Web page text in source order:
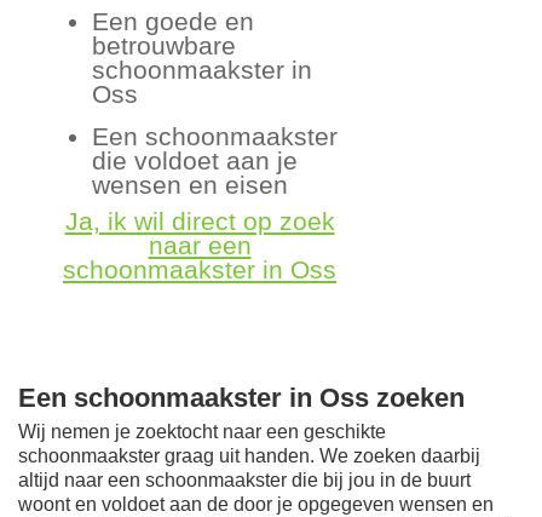
Een goede en
betrouwbare
schoonmaakster in
Oss
Een schoonmaakster
die voldoet aan je
wensen en eisen
Ja, ik wil direct op zoek
naar een
schoonmaakster in Oss
Een schoonmaakster in Oss zoeken
Wij nemen je zoektocht naar een geschikte
schoonmaakster graag uit handen. We zoeken daarbij
altijd naar een schoonmaakster die bij jou in de buurt
woont en voldoet aan de door je opgegeven wensen en